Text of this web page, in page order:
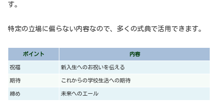
す。
特定の立場に偏らない内容なので、多くの式典で活用できます。
ポイント 内容
祝福 新入生へのお祝いを伝える
期待 これからの学校生活への期待
締め 未来へのエール